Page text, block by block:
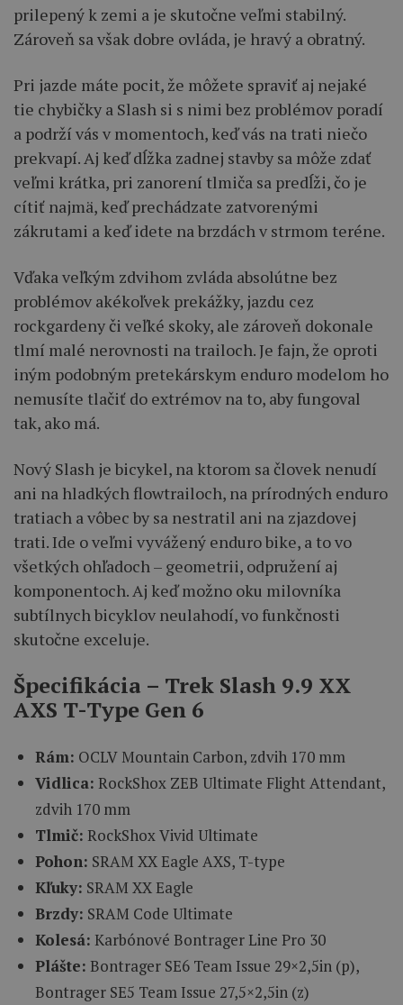
prilepený k zemi a je skutočne veľmi stabilný.
Zároveň sa však dobre ovláda, je hravý a obratný.
Pri jazde máte pocit, že môžete spraviť aj nejaké
tie chybičky a Slash si s nimi bez problémov poradí
a podrží vás v momentoch, keď vás na trati niečo
prekvapí. Aj keď dĺžka zadnej stavby sa môže zdať
veľmi krátka, pri zanorení tlmiča sa predĺži, čo je
cítiť najmä, keď prechádzate zatvorenými
zákrutami a keď idete na brzdách v strmom teréne.
Vďaka veľkým zdvihom zvláda absolútne bez
problémov akékoľvek prekážky, jazdu cez
rockgardeny či veľké skoky, ale zároveň dokonale
tlmí malé nerovnosti na trailoch. Je fajn, že oproti
iným podobným pretekárskym enduro modelom ho
nemusíte tlačiť do extrémov na to, aby fungoval
tak, ako má.
Nový Slash je bicykel, na ktorom sa človek nenudí
ani na hladkých flowtrailoch, na prírodných enduro
tratiach a vôbec by sa nestratil ani na zjazdovej
trati. Ide o veľmi vyvážený enduro bike, a to vo
všetkých ohľadoch – geometrii, odpružení aj
komponentoch. Aj keď možno oku milovníka
subtílnych bicyklov neulahodí, vo funkčnosti
skutočne exceluje.
Špecifikácia – Trek Slash 9.9 XX
AXS T-Type Gen 6
Rám: OCLV Mountain Carbon, zdvih 170 mm
Vidlica: RockShox ZEB Ultimate Flight Attendant,
zdvih 170 mm
Tlmič: RockShox Vivid Ultimate
Pohon: SRAM XX Eagle AXS, T-type
Kľuky: SRAM XX Eagle
Brzdy: SRAM Code Ultimate
Kolesá: Karbónové Bontrager Line Pro 30
Plášte: Bontrager SE6 Team Issue 29×2,5in (p),
Bontrager SE5 Team Issue 27,5×2,5in (z)